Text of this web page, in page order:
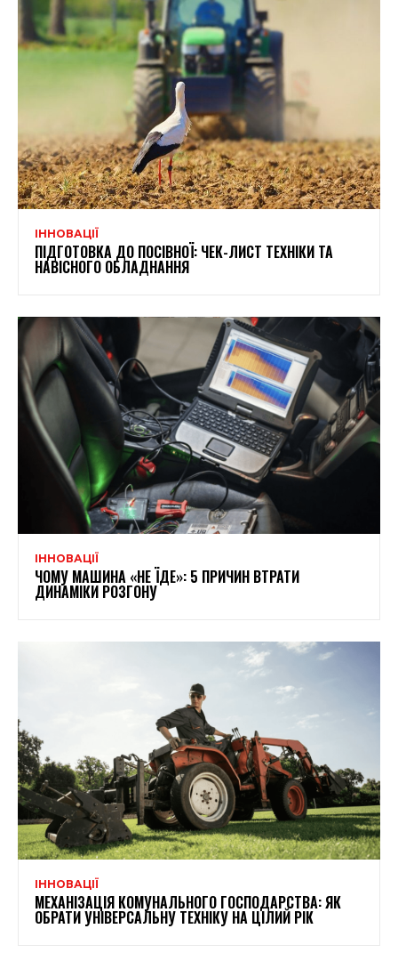
ІННОВАЦІЇ
ПІДГОТОВКА ДО ПОСІВНОЇ: ЧЕК-ЛИСТ ТЕХНІКИ ТА
НАВІСНОГО ОБЛАДНАННЯ
ІННОВАЦІЇ
ЧОМУ МАШИНА «НЕ ЇДЕ»: 5 ПРИЧИН ВТРАТИ
ДИНАМІКИ РОЗГОНУ
ІННОВАЦІЇ
МЕХАНІЗАЦІЯ КОМУНАЛЬНОГО ГОСПОДАРСТВА: ЯК
ОБРАТИ УНІВЕРСАЛЬНУ ТЕХНІКУ НА ЦІЛИЙ РІК